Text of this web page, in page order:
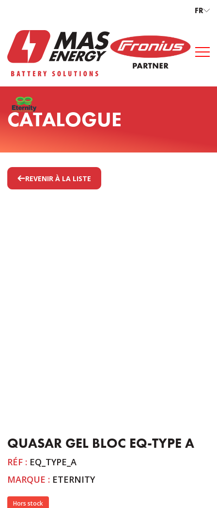
FR
CATALOGUE
REVENIR À LA LISTE
QUASAR GEL BLOC EQ-TYPE A
RÉF : EQ_TYPE_A
MARQUE : ETERNITY
Hors stock